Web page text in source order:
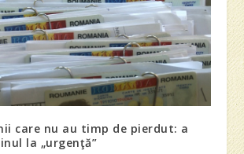
care nu au timp de pierdut: a
la „urgenţă”